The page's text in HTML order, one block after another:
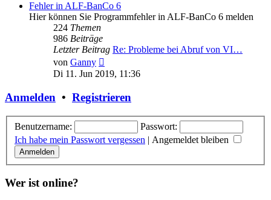
Fehler in ALF-BanCo 6
Hier können Sie Programmfehler in ALF-BanCo 6 melden
224 Themen
986 Beiträge
Letzter Beitrag Re: Probleme bei Abruf von VI…
von Ganny
Beitrag
Di 11. Jun 2019, 11:36
Anmelden • Registrieren
Benutzername:
Passwort:
Ich habe mein Passwort vergessen | Angemeldet bleiben
Wer ist online?